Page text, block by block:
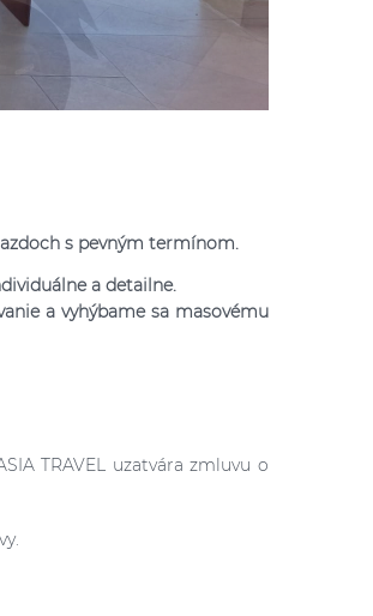
s pevným termínom.
a detailne.
a vyhýbame sa masovému
TRAVEL uzatvára zmluvu o